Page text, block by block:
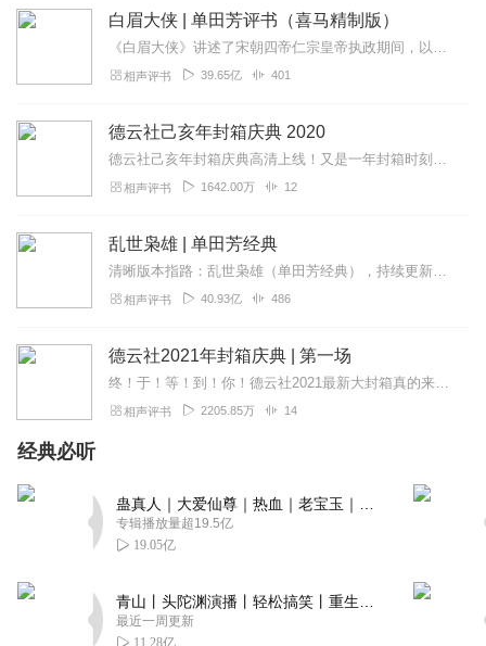
都是名场面，太棒了！😁🤩
13066130vdg
云是三千宾客，满席皆坐，鹤是久经历练，独承明烁，九是
红尘，如琢如磨，鹤是粉墨不施，却有气魄，九是热血难
凉，饮冰自若，霄是征途明媚，传师衣钵。
2020-07-11
Cecilia听书读书
太好听了！！！！！！！！！！！！
2020-04-19
那就从头开始吧
太棒啦！！！好多名场面！！ 每一个相声底下我都想评论七
八百条🙊 也是听多了嘴碎了🙈
2020-04-20
哈哈哈哈啊哈哈哈啊哈哈哈哈哈哈哈哈哈笑死我了
白眉大侠 | 单田芳评书（喜马精制版）
《白眉大侠》讲述了宋朝四帝仁宗皇帝执政期间，以徐良、白云瑞为书胆，包括七侠、大五义、小五义、小七杰等众开封府校尉，在八王赵德芳、包拯、颜查散等清官的支持下，为保...
相声评书 39.65亿 401
德云社己亥年封箱庆典 2020
德云社己亥年封箱庆典高清上线！又是一年封箱时刻到，德云社把那欢乐祝福都送到！门票抢不到？没关系。封箱豪华阵容、爆笑作品，等你来听！最经典的相声选段，最潮流的相声...
相声评书 1642.00万 12
乱世枭雄 | 单田芳经典
清晰版本指路：乱世枭雄（单田芳经典），持续更新中《乱世枭雄》讲的是东北王张作霖和其子少帅张学良的传奇故事，是著名评书艺术家单田芳先生根据大量的历史材料和广为流传...
相声评书 40.93亿 486
德云社2021年封箱庆典 | 第一场
终！于！等！到！你！德云社2021最新大封箱真的来了！老郭有福利：单口对口群口，错过后悔一年！豪华强阵容：云鹤九霄，亲子爱徒！高清相声，爆笑不停，一次奉上~点击...
相声评书 2205.85万 14
经典必听
专辑播放量超19.5亿
19.05亿
最近一周更新
11.28亿